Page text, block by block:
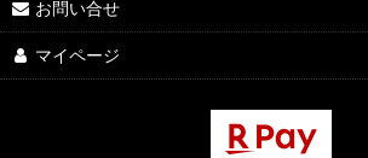
お問い合せ
マイページ